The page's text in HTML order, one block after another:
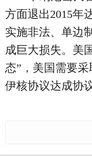
方面退出2015年
实施非法、单边
成巨大损失。美
态”，美国需要
伊核协议达成协